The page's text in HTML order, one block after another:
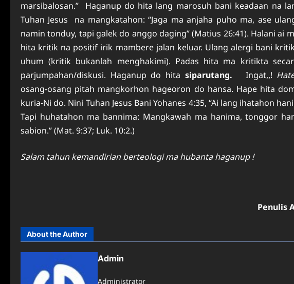
marsibalosan.” Haganup do hita lang marosuh bani keadaan na
Tuhan Jesus na mangkatahon: “Jaga ma anjaha puho ma, ase
namin tonduy, tapi galek do anggo daging” (Matius 26:41). Halani ai
hita kritik na positif irik mambere jalan keluar. Ulang alergi bani
uhum (kritik bukanlah menghakimi). Padas hita ma kritikta
parjumpahan/diskusi. Haganup do hita siparutang. Ingat,,!
osang-osang pitah mangkorhon hageoron do hansa. Hape hita
kuria-Ni do. Nini Tuhan Jesus Bani Yohanes 4:35, “Ai lang ihatahon
Tapi huhatahon ma bannima: Mangkawah ma hanima, tonggor
sabion.” (Mat. 9:37; Luk. 10:2.)
Salam tahun kemandirian berteologi ma hubanta haganup !
Penulis
About the Author
Admin
Administrator